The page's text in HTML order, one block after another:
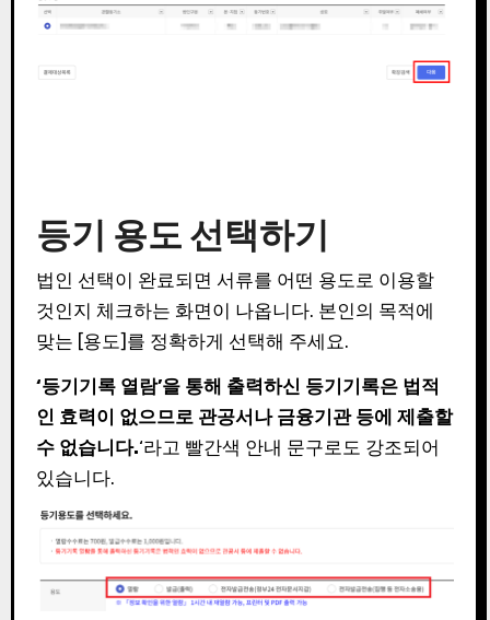
등기 용도 선택하기
법인 선택이 완료되면 서류를 어떤 용도로 이용할
것인지 체크하는 화면이 나옵니다. 본인의 목적에
맞는 [용도]를 정확하게 선택해 주세요.
‘등기기록 열람’을 통해 출력하신 등기기록은 법적
인 효력이 없으므로 관공서나 금융기관 등에 제출할
수 없습니다.‘라고 빨간색 안내 문구로도 강조되어
있습니다.